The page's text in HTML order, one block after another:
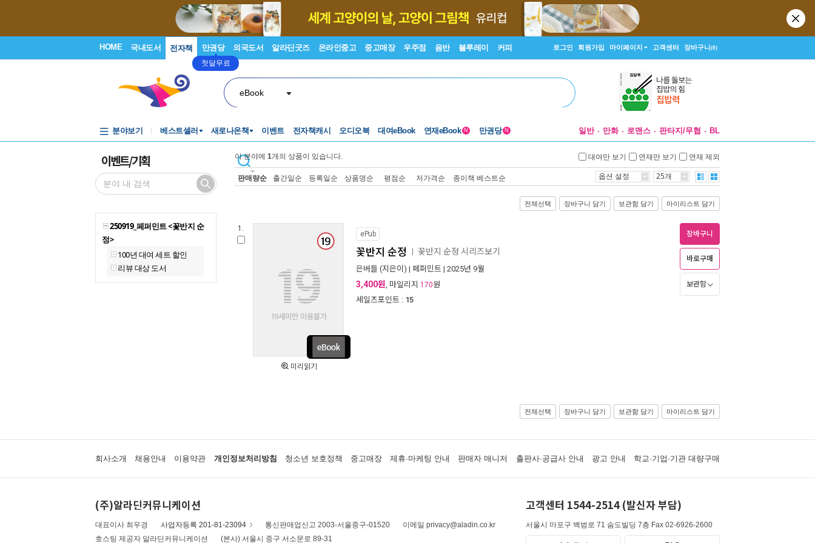
HOME 국내도서 전자책 만권당
첫달무료
외국도서 알라딘굿즈 온라인중고 중고매장 우주점 음반 블루레이 커피 로그인 회원가입 마이페이지 고객센터 장바구니(0)
eBook
분야보기 베스트셀러 새로나온책 이벤트 전자책캐시 오디오북 대여eBook 연재eBook N 만권당 N 일반 만화 로맨스 판타지/무협 BL
이벤트/기획
250919_페퍼민트 <꽃반지 순
정>
100년 대여 세트 할인
리뷰 대상 도서
이 분야에 1개의 상품이 있습니다. 대여만 보기 연재만 보기 연재 제외
판매량순 출간일순 등록일순 상품명순 평점순 저가격순 종이책 베스트순 옵션 설정 25개
전체선택 장바구니 담기 보관함 담기 마이리스트 담기
1.
미리읽기
ePub
꽃반지 순정 꽃반지 순정 시리즈보기
은버들 (지은이) | 페퍼민트 | 2025년 9월
3,400원, 마일리지 170원
세일즈포인트 : 15
장바구니
바로구매
보관함
전체선택 장바구니 담기 보관함 담기 마이리스트 담기
회사소개 채용안내 이용약관 개인정보처리방침 청소년 보호정책 중고매장 제휴·마케팅 안내 판매자 매니저 출판사·공급사 안내 광고 안내 학교·기업·기관 대량구매
(주)알라딘커뮤니케이션
대표이사 최우경 사업자등록 201-81-23094 통신판매업신고 2003-서울중구-01520
이메일 privacy@aladin.co.kr
호스팅 제공자 알라딘커뮤니케이션
(본사) 서울시 중구 서소문로 89-31
고객센터 1544-2514 (발신자 부담)
서울시 마포구 백범로 71 숨도빌딩 7층 Fax 02-6926-2600